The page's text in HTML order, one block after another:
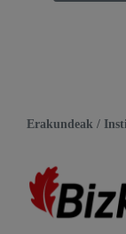
Erakundeak /